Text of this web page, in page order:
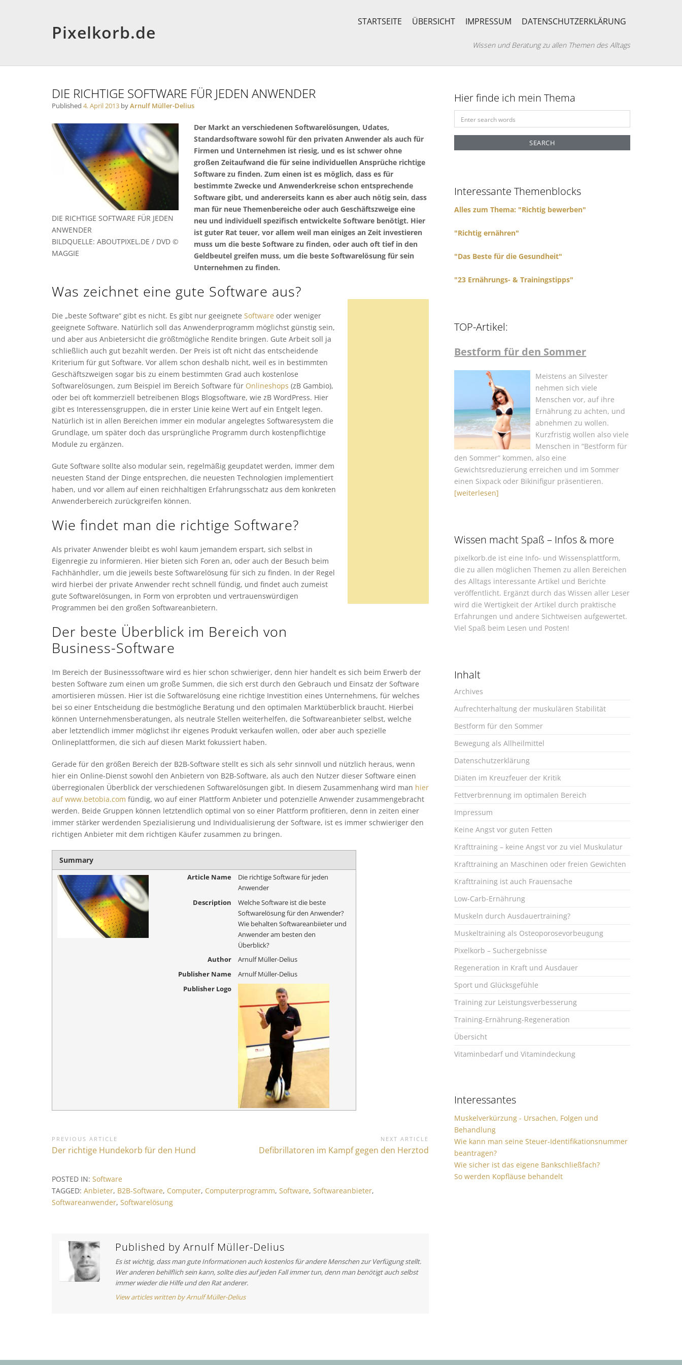
Pixelkorb.de
STARTSEITE ÜBERSICHT IMPRESSUM DATENSCHUTZERKLÄRUNG
Wissen und Beratung zu allen Themen des Alltags
DIE RICHTIGE SOFTWARE FÜR JEDEN ANWENDER
Published 4. April 2013 byArnulf Müller-Delius
DIE RICHTIGE SOFTWARE FÜR JEDEN
ANWENDER
BILDQUELLE: ABOUTPIXEL.DE / DVD ©
MAGGIE
Der Markt an verschiedenen Softwarelösungen, Udates,
Standardsoftware sowohl für den privaten Anwender als auch für
Firmen und Unternehmen ist riesig, und es ist schwer ohne
großen Zeitaufwand die für seine individuellen Ansprüche richtige
Software zu finden. Zum einen ist es möglich, dass es für
bestimmte Zwecke und Anwenderkreise schon entsprechende
Software gibt, und andererseits kann es aber auch nötig sein, dass
man für neue Themenbereiche oder auch Geschäftszweige eine
neu und individuell spezifisch entwickelte Software benötigt. Hier
ist guter Rat teuer, vor allem weil man einiges an Zeit investieren
muss um die beste Software zu finden, oder auch oft tief in den
Geldbeutel greifen muss, um die beste Softwarelösung für sein
Unternehmen zu finden.
Was zeichnet eine gute Software aus?
Die „beste Software“ gibt es nicht. Es gibt nur geeignete Software oder weniger
geeignete Software. Natürlich soll das Anwenderprogramm möglichst günstig sein,
und aber aus Anbietersicht die größtmögliche Rendite bringen. Gute Arbeit soll ja
schließlich auch gut bezahlt werden. Der Preis ist oft nicht das entscheidende
Kriterium für gut Software. Vor allem schon deshalb nicht, weil es in bestimmten
Geschäftszweigen sogar bis zu einem bestimmten Grad auch kostenlose
Softwarelösungen, zum Beispiel im Bereich Software für Onlineshops (zB Gambio),
oder bei oft kommerziell betreibenen Blogs Blogsoftware, wie zB WordPress. Hier
gibt es Interessensgruppen, die in erster Linie keine Wert auf ein Entgelt legen.
Natürlich ist in allen Bereichen immer ein modular angelegtes Softwaresystem die
Grundlage, um später doch das ursprüngliche Programm durch kostenpflichtige
Module zu ergänzen.
Gute Software sollte also modular sein, regelmäßig geupdatet werden, immer dem
neuesten Stand der Dinge entsprechen, die neuesten Technologien implementiert
haben, und vor allem auf einen reichhaltigen Erfahrungsschatz aus dem konkreten
Anwenderbereich zurückgreifen können.
Wie findet man die richtige Software?
Als privater Anwender bleibt es wohl kaum jemandem erspart, sich selbst in
Eigenregie zu informieren. Hier bieten sich Foren an, oder auch der Besuch beim
Fachhänhdler, um die jeweils beste Softwarelösung für sich zu finden. In der Regel
wird hierbei der private Anwender recht schnell fündig, und findet auch zumeist
gute Softwarelösungen, in Form von erprobten und vertrauenswürdigen
Programmen bei den großen Softwareanbietern.
Der beste Überblick im Bereich von
Business-Software
Im Bereich der Businesssoftware wird es hier schon schwieriger, denn hier handelt es sich beim Erwerb der
besten Software zum einen um große Summen, die sich erst durch den Gebrauch und Einsatz der Software
amortisieren müssen. Hier ist die Softwarelösung eine richtige Investition eines Unternehmens, für welches
bei so einer Entscheidung die bestmögliche Beratung und den optimalen Marktüberblick braucht. Hierbei
können Unternehmensberatungen, als neutrale Stellen weiterhelfen, die Softwareanbieter selbst, welche
aber letztendlich immer möglichst ihr eigenes Produkt verkaufen wollen, oder aber auch spezielle
Onlineplattformen, die sich auf diesen Markt fokussiert haben.
Gerade für den größen Bereich der B2B-Software stellt es sich als sehr sinnvoll und nützlich heraus, wenn
hier ein Online-Dienst sowohl den Anbietern von B2B-Software, als auch den Nutzer dieser Software einen
überregionalen Überblick der verschiedenen Softwarelösungen gibt. In diesem Zusammenhang wird man hier
auf www.betobia.com fündig, wo auf einer Plattform Anbieter und potenzielle Anwender zusammengebracht
werden. Beide Gruppen können letztendlich optimal von so einer Plattform profitieren, denn in zeiten einer
immer stärker werdenden Spezialisierung und Individualisierung der Software, ist es immer schwieriger den
richtigen Anbieter mit dem richtigen Käufer zusammen zu bringen.
Summary
Article Name
Die richtige Software für jeden
Anwender
Description
Welche Software ist die beste
Softwarelösung für den Anwender?
Wie behalten Softwareanbiieter und
Anwender am besten den
Überblick?
Author
Arnulf Müller-Delius
Publisher Name
Arnulf Müller-Delius
Publisher Logo
B
e
i
t
r
PREVIOUS ARTICLE
P
v
i
o
Der richtige Hundekorb für den Hund
NEXT ARTICLE
N
A
c
e
:
Defibrillatoren im Kampf gegen den Herztod
POSTED IN: Software
TAGGED: Anbieter, B2B-Software, Computer, Computerprogramm, Software, Softwareanbieter,
Softwareanwender, Softwarelösung
Published by Arnulf Müller-Delius
Es ist wichtig, dass man gute Informationen auch kostenlos für andere Menschen zur Verfügung stellt.
Wer anderen behilflich sein kann, sollte dies auf jeden Fall immer tun, denn man benötigt auch selbst
immer wieder die Hilfe und den Rat anderer.
View articles written by Arnulf Müller-Delius
Hier finde ich mein Thema
e
r
f
o
r
Interessante Themenblocks
Alles zum Thema: "Richtig bewerben"
"Richtig ernähren"
"Das Beste für die Gesundheit"
"23 Ernährungs- & Trainingstipps"
TOP-Artikel:
Bestform für den Sommer
Meistens an Silvester
nehmen sich viele
Menschen vor, auf ihre
Ernährung zu achten, und
abnehmen zu wollen.
Kurzfristig wollen also viele
Menschen in “Bestform für
den Sommer” kommen, also eine
Gewichtsreduzierung erreichen und im Sommer
einen Sixpack oder Bikinifigur präsentieren.
[weiterlesen]
Wissen macht Spaß – Infos & more
pixelkorb.de ist eine Info- und Wissensplattform,
die zu allen möglichen Themen zu allen Bereichen
des Alltags interessante Artikel und Berichte
veröffentlicht. Ergänzt durch das Wissen aller Leser
wird die Wertigkeit der Artikel durch praktische
Erfahrungen und andere Sichtweisen aufgewertet.
Viel Spaß beim Lesen und Posten!
Inhalt
Archives
Aufrechterhaltung der muskulären Stabilität
Bestform für den Sommer
Bewegung als Allheilmittel
Datenschutzerklärung
Diäten im Kreuzfeuer der Kritik
Fettverbrennung im optimalen Bereich
Impressum
Keine Angst vor guten Fetten
Krafttraining – keine Angst vor zu viel Muskulatur
Krafttraining an Maschinen oder freien Gewichten
Krafttraining ist auch Frauensache
Low-Carb-Ernährung
Muskeln durch Ausdauertraining?
Muskeltraining als Osteoporosevorbeugung
Pixelkorb – Suchergebnisse
Regeneration in Kraft und Ausdauer
Sport und Glücksgefühle
Training zur Leistungsverbesserung
Training-Ernährung-Regeneration
Übersicht
Vitaminbedarf und Vitamindeckung
Interessantes
Muskelverkürzung - Ursachen, Folgen und
Behandlung
Wie kann man seine Steuer-Identifikationsnummer
beantragen?
Wie sicher ist das eigene Bankschließfach?
So werden Kopfläuse behandelt